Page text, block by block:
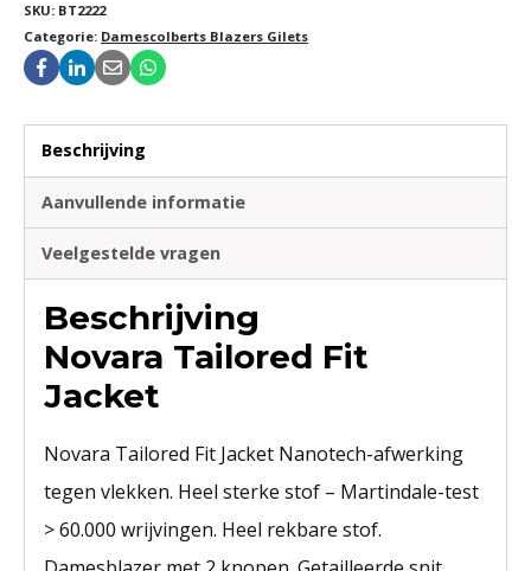
SKU: BT2222
Categorie: Damescolberts Blazers Gilets
Beschrijving
Aanvullende informatie
Veelgestelde vragen
Beschrijving
Novara Tailored Fit
Jacket
Novara Tailored Fit Jacket Nanotech-afwerking
tegen vlekken. Heel sterke stof – Martindale-test
> 60.000 wrijvingen. Heel rekbare stof.